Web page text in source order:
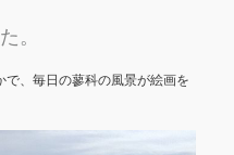
。
、毎日の蓼科の風景が絵画を